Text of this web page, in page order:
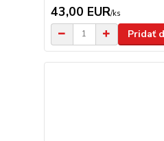
43,00 EUR/ks
Pridať